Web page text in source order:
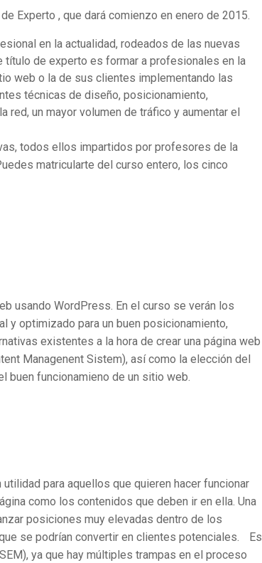
Experto , que dará comienzo en enero de 2015.
en la actualidad, rodeados de las nuevas
de experto es formar a profesionales en la
web o la de sus clientes implementando las
técnicas de diseño, posicionamiento,
red, un mayor volumen de tráfico y aumentar el
todos ellos impartidos por profesores de la
matricularte del curso entero, los cinco
usando WordPress. En el curso se verán los
y optimizado para un buen posicionamiento,
existentes a la hora de crear una página web
Managenent Sistem), así como la elección del
funcionamieno de un sitio web.
para aquellos que quieren hacer funcionar
como los contenidos que deben ir en ella. Una
posiciones muy elevadas dentro de los
se podrían convertir en clientes potenciales. Es
ya que hay múltiples trampas en el proceso